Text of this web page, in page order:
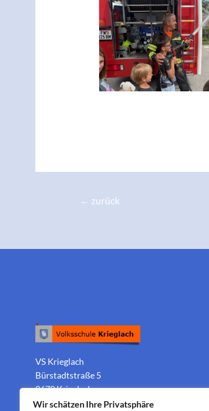
Wir schätzen Ihre Privatsphäre
← zurück
VS Krieglach
Bürstadtstraße 5
8670 Krieglach